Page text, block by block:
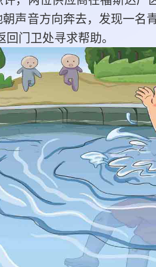
声音方向奔去，发现一
门卫处寻求帮助。